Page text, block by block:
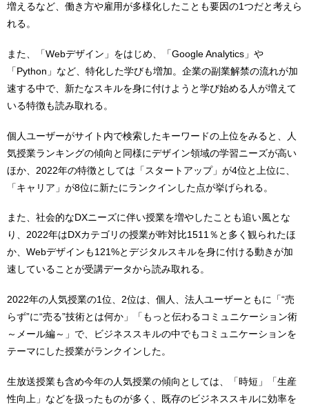
増えるなど、働き方や雇用が多様化したことも要因の1つだと考えら
れる。
また、「Webデザイン」をはじめ、「Google Analytics」や
「Python」など、特化した学びも増加。企業の副業解禁の流れが加
速する中で、新たなスキルを身に付けようと学び始める人が増えて
いる特徴も読み取れる。
個人ユーザーがサイト内で検索したキーワードの上位をみると、人
気授業ランキングの傾向と同様にデザイン領域の学習ニーズが高い
ほか、2022年の特徴としては「スタートアップ」が4位と上位に、
「キャリア」が8位に新たにランクインした点が挙げられる。
また、社会的なDXニーズに伴い授業を増やしたことも追い風とな
り、2022年はDXカテゴリの授業が昨対比1511％と多く観られたほ
か、Webデザインも121%とデジタルスキルを身に付ける動きが加
速していることが受講データから読み取れる。
2022年の人気授業の1位、2位は、個人、法人ユーザーともに「“売
らず”に“売る”技術とは何か」「もっと伝わるコミュニケーション術
～メール編～」で、ビジネススキルの中でもコミュニケーションを
テーマにした授業がランクインした。
生放送授業も含め今年の人気授業の傾向としては、「時短」「生産
性向上」などを扱ったものが多く、既存のビジネススキルに効率を